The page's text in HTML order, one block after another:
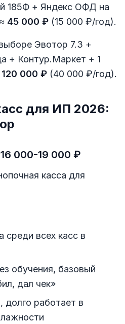
185Ф + Яндекс ОФД на
45 000 ₽ (15 000 ₽/год).
Эвотор 7.3 +
+ Контур.Маркет + 1
120 000 ₽ (40 000 ₽/год).
для ИП 2026:
000-19 000 ₽
касса для
среди всех касс в
обучения, базовый
дал чек»
работает в